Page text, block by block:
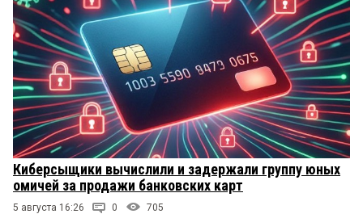
Киберсыщики вычислили и задержали группу юных
омичей за продажи банковских карт
5 августа 16:26 0 705